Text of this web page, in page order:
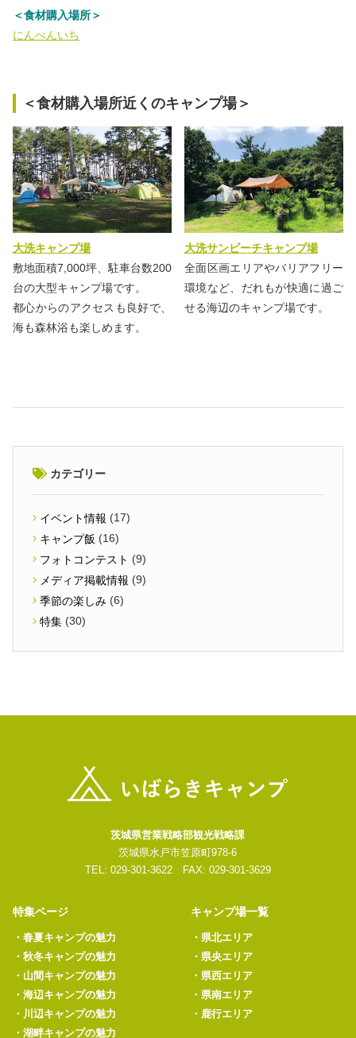
＜食材購入場所＞
にんべんいち
＜食材購入場所近くのキャンプ場＞
大洗キャンプ場
敷地面積7,000坪、駐車台数200
台の大型キャンプ場です。
都心からのアクセスも良好で、
海も森林浴も楽しめます。
大洗サンビーチキャンプ場
全面区画エリアやバリアフリー
環境など、だれもが快適に過ご
せる海辺のキャンプ場です。
カテゴリー
イベント情報 (17)
キャンプ飯 (16)
フォトコンテスト (9)
メディア掲載情報 (9)
季節の楽しみ (6)
特集 (30)
茨城県営業戦略部観光戦略課
茨城県水戸市笠原町978-6
TEL: 029-301-3622 FAX: 029-301-3629
特集ページ
・ 春夏キャンプの魅力
・ 秋冬キャンプの魅力
・ 山間キャンプの魅力
・ 海辺キャンプの魅力
・ 川辺キャンプの魅力
・ 湖畔キャンプの魅力
キャンプ場一覧
・ 県北エリア
・ 県央エリア
・ 県西エリア
・ 県南エリア
・ 鹿行エリア